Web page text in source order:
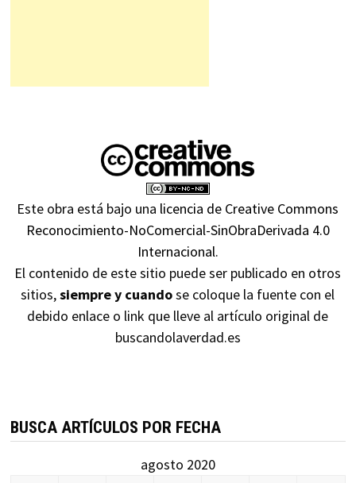
Este obra está bajo una licencia de Creative Commons
Reconocimiento-NoComercial-SinObraDerivada 4.0
Internacional.
El contenido de este sitio puede ser publicado en otros
sitios,siempre y cuandose coloque la fuente con el
debido enlace o link que lleve al artículo original de
buscandolaverdad.es
BUSCA ARTÍCULOS POR FECHA
agosto 2020